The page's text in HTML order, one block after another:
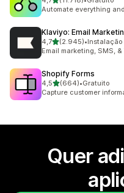
11718 total de avaliações
Automate everything
Klaviyo: Email
4,7de 5 estrelas
(2.945)
2945 total de avaliações
•
Email marketing, SMS,
Shopify Forms
4,5de 5 estrelas
(664)
664 total de avaliações
•Gratuito
Capture customer
Quer